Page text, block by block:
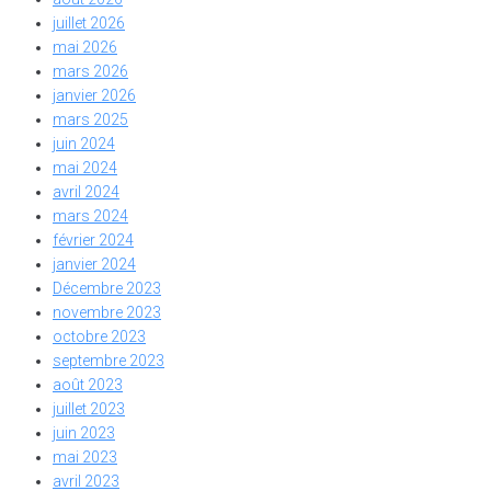
juillet 2026
mai 2026
mars 2026
janvier 2026
mars 2025
juin 2024
mai 2024
avril 2024
mars 2024
février 2024
janvier 2024
Décembre 2023
novembre 2023
octobre 2023
septembre 2023
août 2023
juillet 2023
juin 2023
mai 2023
avril 2023